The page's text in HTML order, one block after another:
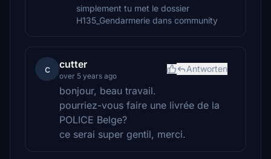
simplement tu met le dossier
H135_Gendarmerie dans community
c cutter
over 5 years ago
Antworten
bonjour, beau travail.
pourriez-vous faire une livrée de la
POLICE Belge?
ce serai super gentil, merci.